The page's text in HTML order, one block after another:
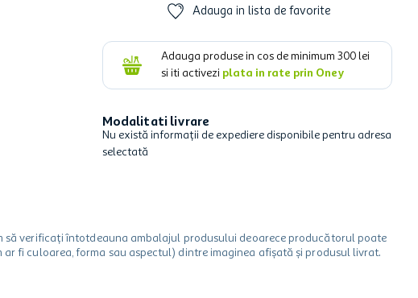
Adauga in lista de favorite
Adauga produse in cos de minimum 300 lei
si iti activezi plata in rate prin Oney
Modalitati livrare
Nu există informații de expediere disponibile pentru adresa
selectată
să verificați întotdeauna ambalajul produsului deoarece producătorul poate
fi culoarea, forma sau aspectul) dintre imaginea afișată și produsul livrat.